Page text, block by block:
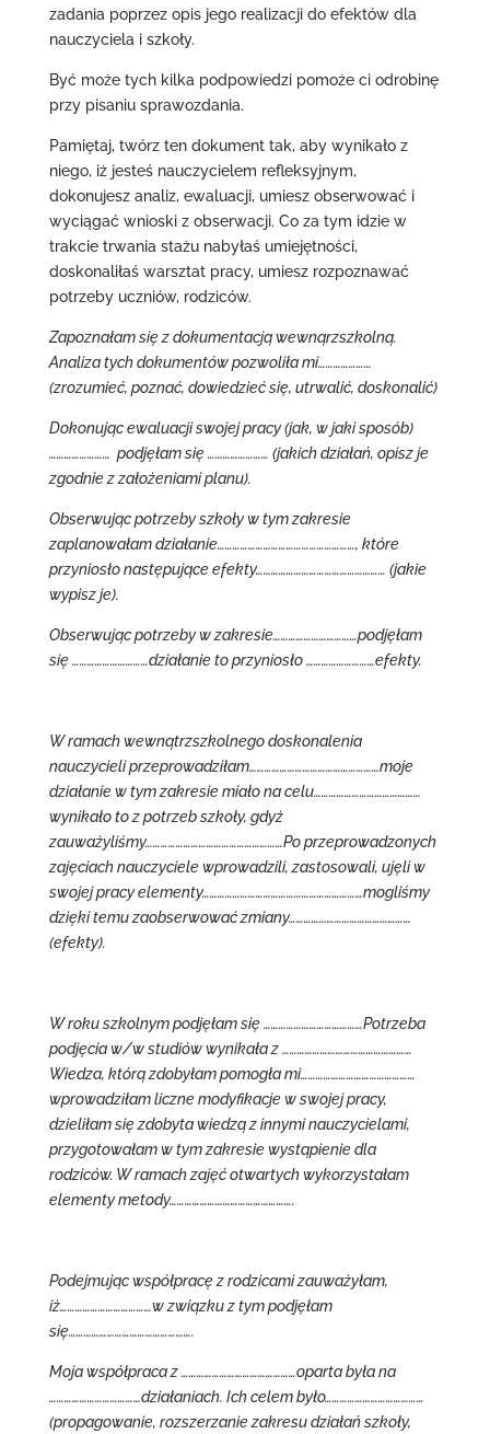
zadania poprzez opis jego realizacji do efektów dla
nauczyciela i szkoły.
Być może tych kilka podpowiedzi pomoże ci odrobinę
przy pisaniu sprawozdania.
Pamiętaj, twórz ten dokument tak, aby wynikało z
niego, iż jesteś nauczycielem refleksyjnym,
dokonujesz analiz, ewaluacji, umiesz obserwować i
wyciągać wnioski z obserwacji. Co za tym idzie w
trakcie trwania stażu nabyłaś umiejętności,
doskonaliłaś warsztat pracy, umiesz rozpoznawać
potrzeby uczniów, rodziców.
Zapoznałam się z dokumentacją wewnąrzszkolną.
Analiza tych dokumentów pozwoliła mi…………………
(zrozumieć, poznać, dowiedzieć się, utrwalić, doskonalić)
Dokonując ewaluacji swojej pracy (jak, w jaki sposób)
…………………… podjęłam się …………………… (jakich działań, opisz je
zgodnie z założeniami planu).
Obserwując potrzeby szkoły w tym zakresie
zaplanowałam działanie………………………………………………, które
przyniosło następujące efekty…………………………………………… (jakie
wypisz je).
Obserwując potrzeby w zakresie……………………………podjęłam
się …………………………działanie to przyniosło ………………………efekty.
W ramach wewnątrzszkolnego doskonalenia
nauczycieli przeprowadziłam……………………………………………moje
działanie w tym zakresie miało na celu……………………………………
wynikało to z potrzeb szkoły, gdyż
zauważyliśmy………………………………………………Po przeprowadzonych
zajęciach nauczyciele wprowadzili, zastosowali, ujęli w
swojej pracy elementy………………………………………………………mogliśmy
dzięki temu zaobserwować zmiany…………………………………………
(efekty).
W roku szkolnym podjęłam się …………………………………Potrzeba
podjęcia w/w studiów wynikała z ……………………………………………
Wiedza, którą zdobyłam pomogła mi………………………………………
wprowadziłam liczne modyfikacje w swojej pracy,
dzieliłam się zdobyta wiedzą z innymi nauczycielami,
przygotowałam w tym zakresie wystąpienie dla
rodziców. W ramach zajęć otwartych wykorzystałam
elementy metody………………………………………….
Podejmując współpracę z rodzicami zauważyłam,
iż………………………………w związku z tym podjęłam
się………………………………………….
Moja współpraca z ………………………………………oparta była na
………………………………działaniach. Ich celem było…………………………………
(propagowanie, rozszerzanie zakresu działań szkoły,